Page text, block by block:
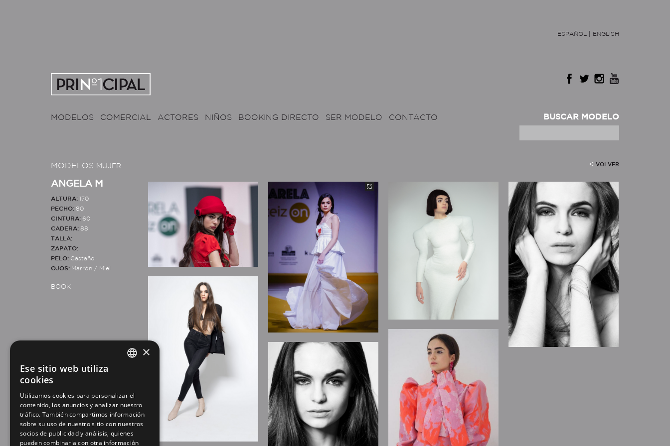
ESPAÑOL ENGLISH
MODELOS COMERCIAL ACTORES NIÑOS BOOKING DIRECTO SER MODELO CONTACTO BUSCAR MODELO
MODELOS MUJER VOLVER
ANGELA M
ALTURA:
170
PECHO: 80
CINTURA: 60
CADERA: 88
TALLA:
ZAPATO:
PELO: Castaño
OJOS: Marrón / Miel
BOOK
×
Ese sitio web utiliza
cookies
Utilizamos cookies para personalizar el
contenido, los anuncios y analizar nuestro
tráfico. También compartimos información
sobre su uso de nuestro sitio con nuestros
socios de publicidad y análisis, quienes
pueden combinarla con otra información